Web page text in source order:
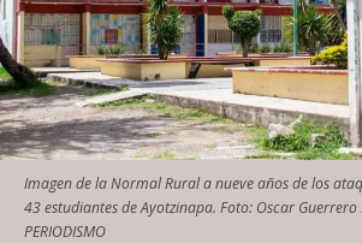
Imagen de la Normal Rural a nueve años de los
43 estudiantes de Ayotzinapa. Foto: Oscar Guerrero
PERIODISMO